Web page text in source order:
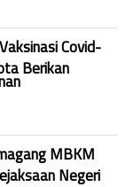
Covid-
Berikan
MBKM
Negeri